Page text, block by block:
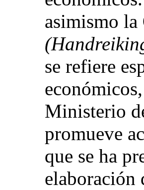
asimismo
se refiere
Ministerio
promueve
que se ha
elaboración